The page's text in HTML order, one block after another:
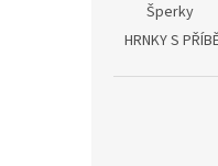
Šperky
HRNKY S